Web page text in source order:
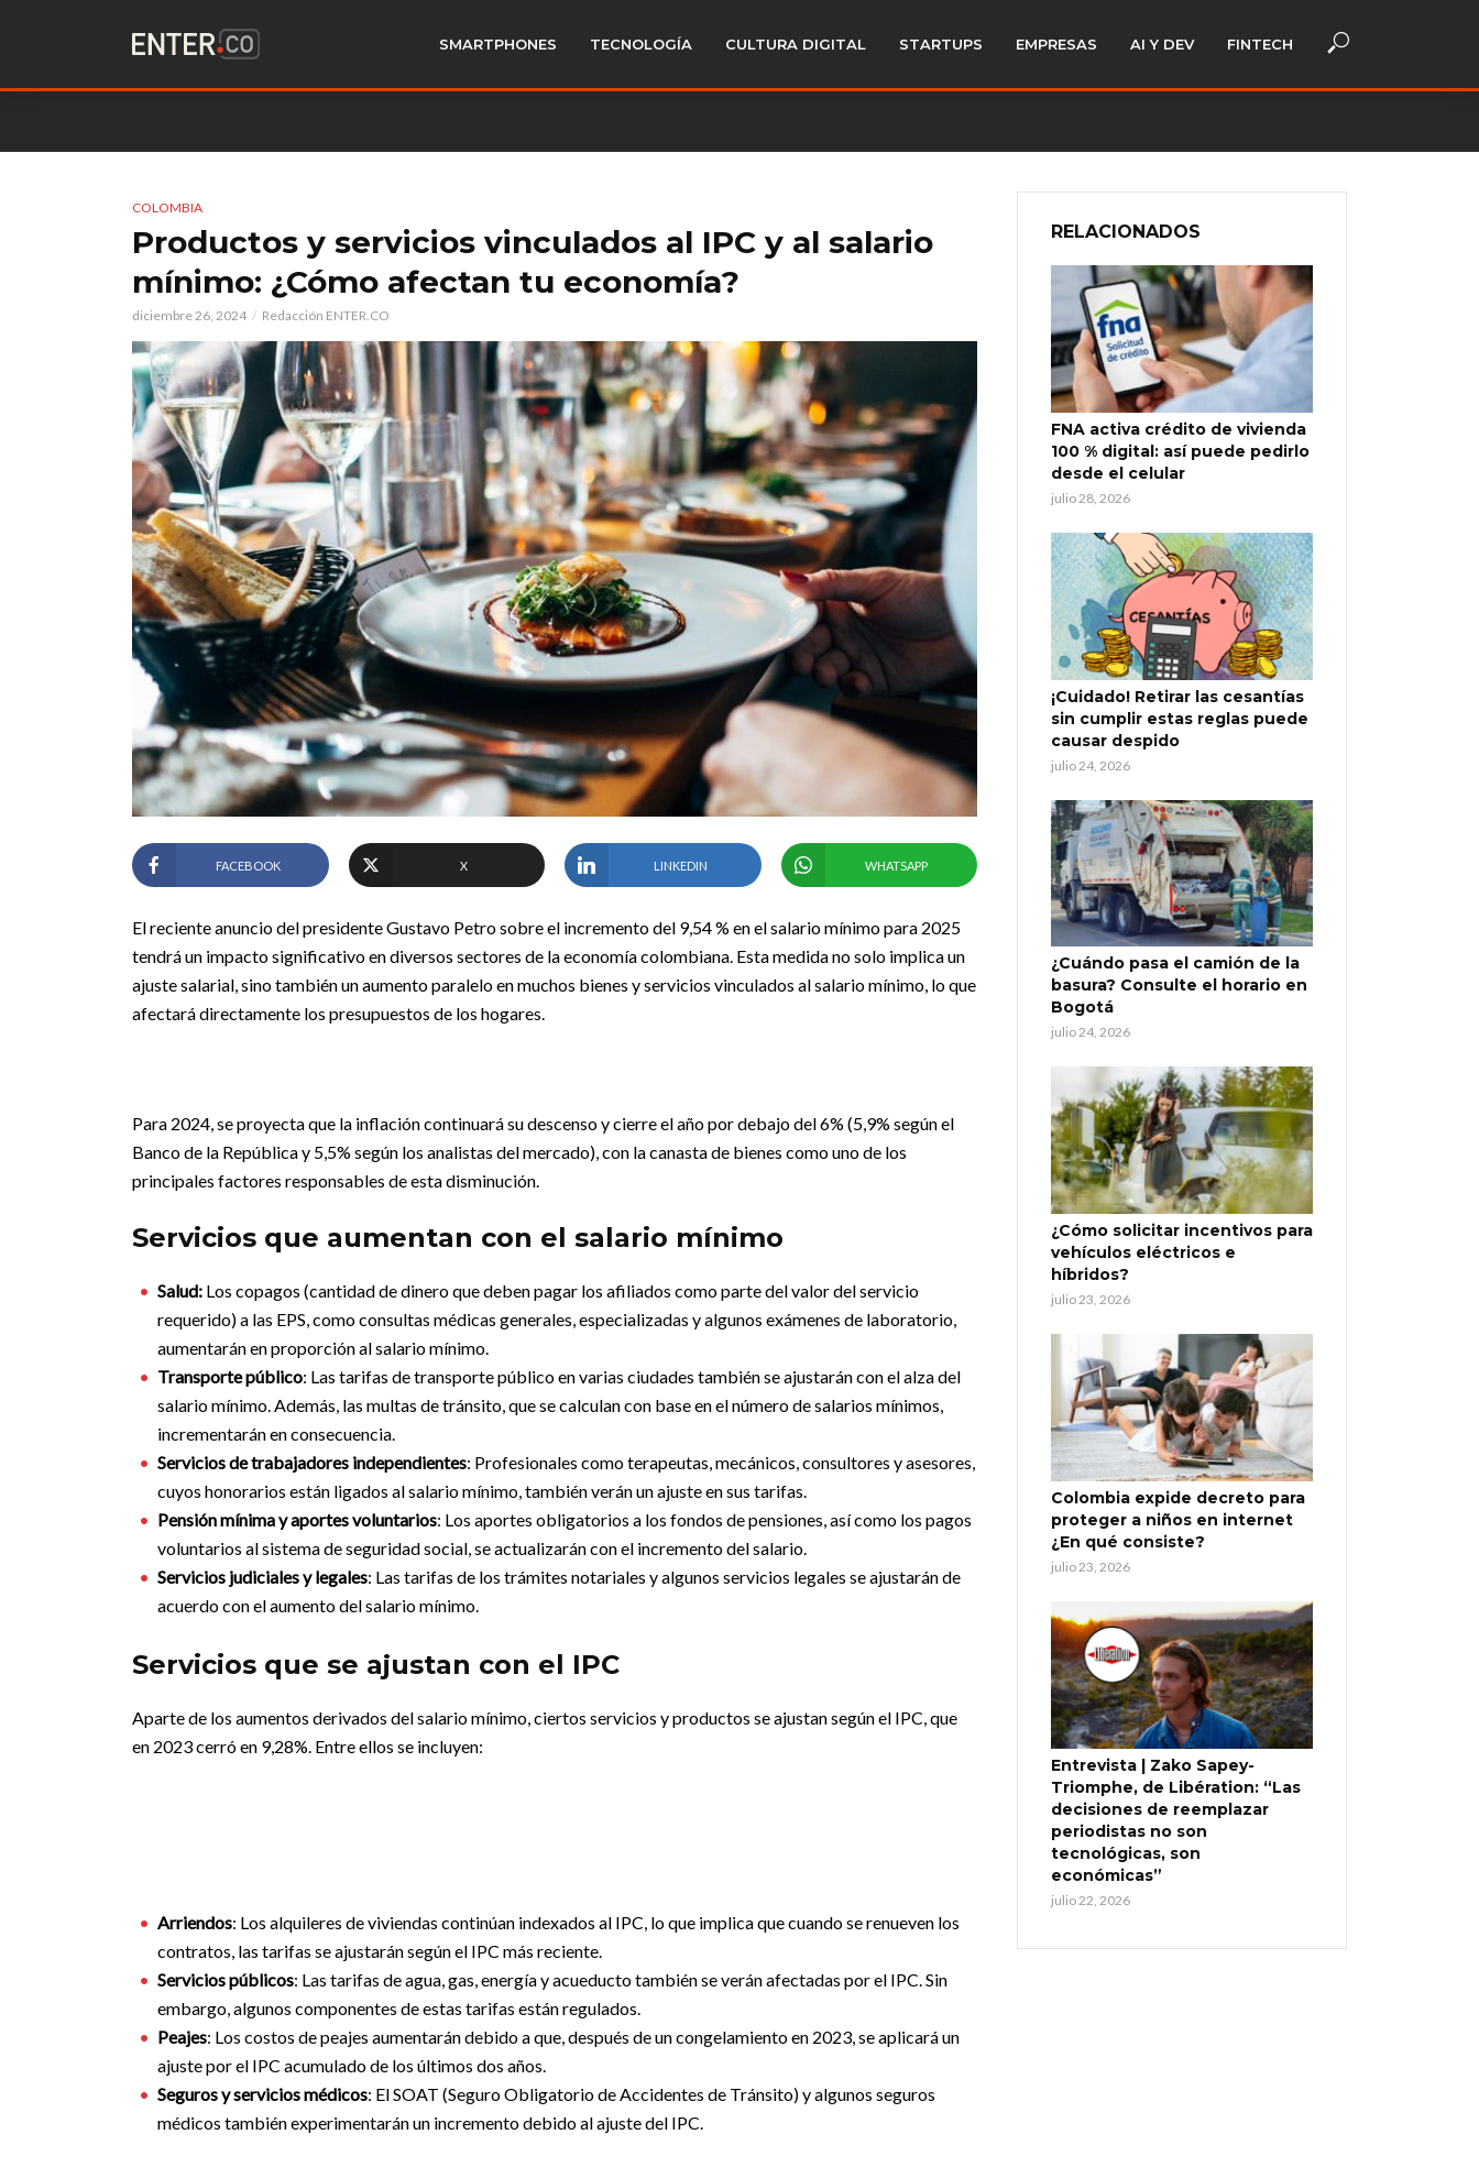
SMARTPHONES TECNOLOGÍA CULTURA DIGITAL STARTUPS EMPRESAS AI Y DEV FINTECH
COLOMBIA
Productos y servicios vinculados al IPC y al salario
mínimo: ¿Cómo afectan tu economía?
diciembre 26, 2024 Redacción ENTER.CO
FACEBOOK X LINKEDIN WHATSAPP
El reciente anuncio del presidente Gustavo Petro sobre el incremento del 9,54 % en el salario mínimo para 2025
tendrá un impacto significativo en diversos sectores de la economía colombiana. Esta medida no solo implica un
ajuste salarial, sino también un aumento paralelo en muchos bienes y servicios vinculados al salario mínimo, lo que
afectará directamente los presupuestos de los hogares.
Para 2024, se proyecta que la inflación continuará su descenso y cierre el año por debajo del 6% (5,9% según el
Banco de la República y 5,5% según los analistas del mercado), con la canasta de bienes como uno de los
principales factores responsables de esta disminución.
Servicios que aumentan con el salario mínimo
Salud: Los copagos (cantidad de dinero que deben pagar los afiliados como parte del valor del servicio
requerido)a las EPS, como consultas médicas generales, especializadas y algunos exámenes de laboratorio,
aumentarán en proporción al salario mínimo.
Transporte público: Las tarifas de transporte público en varias ciudades también se ajustarán con el alza del
salario mínimo. Además, las multas de tránsito, que se calculan con base en el número de salarios mínimos,
incrementarán en consecuencia.
Servicios de trabajadores independientes: Profesionales como terapeutas, mecánicos, consultores y asesores,
cuyos honorarios están ligados al salario mínimo, también verán un ajuste en sus tarifas.
Pensión mínima y aportes voluntarios: Los aportes obligatorios a los fondos de pensiones, así como los pagos
voluntarios al sistema de seguridad social, se actualizarán con el incremento del salario.
Servicios judiciales y legales: Las tarifas de los trámites notariales y algunos servicios legales se ajustarán de
acuerdo con el aumento del salario mínimo.
Servicios que se ajustan con el IPC
Aparte de los aumentos derivados del salario mínimo, ciertos servicios y productos se ajustan según el IPC, que
en 2023 cerró en 9,28%. Entre ellos se incluyen:
Arriendos: Los alquileres de viviendas continúan indexados al IPC, lo que implica que cuando se renueven los
contratos, las tarifas se ajustarán según el IPC más reciente.
Servicios públicos: Las tarifas de agua, gas, energía y acueducto también se verán afectadas por el IPC. Sin
embargo, algunos componentes de estas tarifas están regulados.
Peajes: Los costos de peajes aumentarán debido a que, después de un congelamiento en 2023, se aplicará un
ajuste por el IPC acumulado de los últimos dos años.
Seguros y servicios médicos: El SOAT (Seguro Obligatorio de Accidentes de Tránsito) y algunos seguros
médicos también experimentarán un incremento debido al ajuste del IPC.
RELACIONADOS
FNA activa crédito de vivienda
100 % digital: así puede pedirlo
desde el celular
julio 28, 2026
¡Cuidado! Retirar las cesantías
sin cumplir estas reglas puede
causar despido
julio 24, 2026
¿Cuándo pasa el camión de la
basura? Consulte el horario en
Bogotá
julio 24, 2026
¿Cómo solicitar incentivos para
vehículos eléctricos e
híbridos?
julio 23, 2026
Colombia expide decreto para
proteger a niños en internet
¿En qué consiste?
julio 23, 2026
Entrevista | Zako Sapey-
Triomphe, de Libération: “Las
decisiones de reemplazar
periodistas no son
tecnológicas, son
económicas”
julio 22, 2026